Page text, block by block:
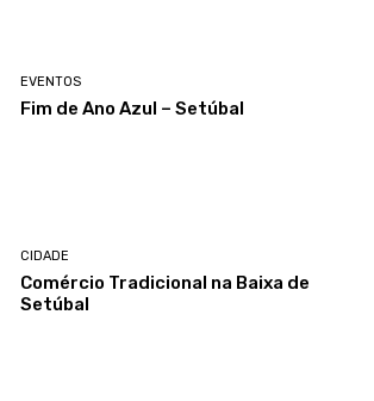
EVENTOS
Fim de Ano Azul – Setúbal
CIDADE
Comércio Tradicional na Baixa de
Setúbal